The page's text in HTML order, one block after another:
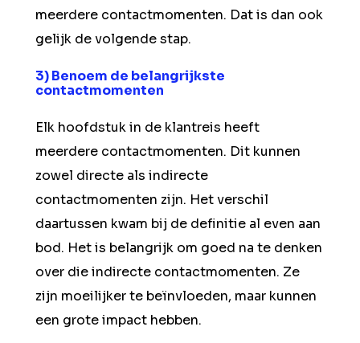
meerdere contactmomenten. Dat is dan ook
gelijk de volgende stap.
3) Benoem de belangrijkste
contactmomenten
Elk hoofdstuk in de klantreis heeft
meerdere contactmomenten. Dit kunnen
zowel directe als indirecte
contactmomenten zijn. Het verschil
daartussen kwam bij de definitie al even aan
bod. Het is belangrijk om goed na te denken
over die indirecte contactmomenten. Ze
zijn moeilijker te beïnvloeden, maar kunnen
een grote impact hebben.